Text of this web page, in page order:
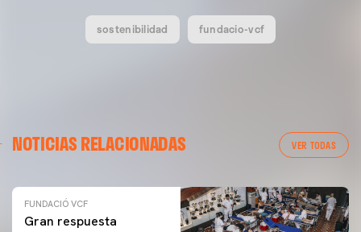
sostenibilidad fundacio-vcf
NOTICIAS RELACIONADAS VER TODAS
FUNDACIÓ VCF
Gran respuesta